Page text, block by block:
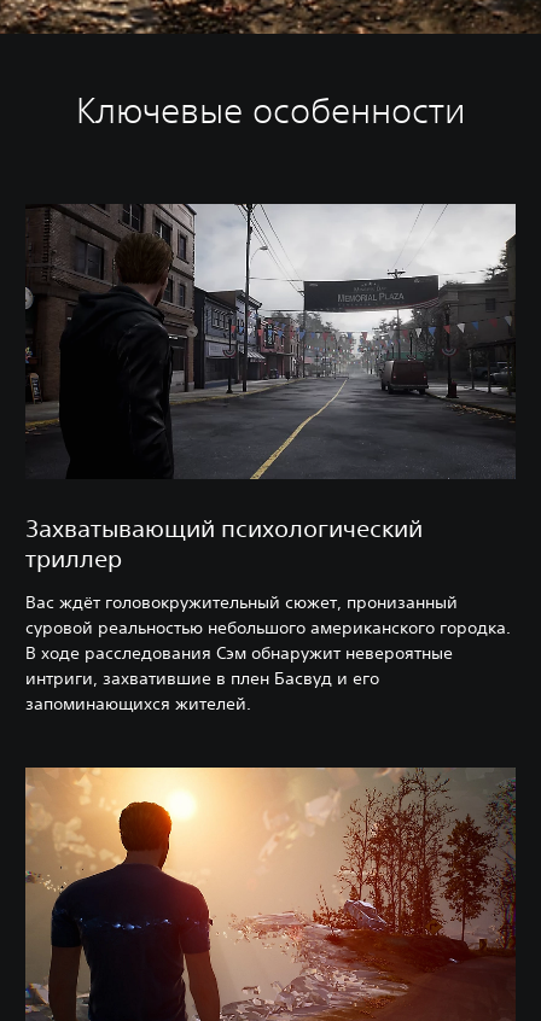
Ключевые особенности
Захватывающий психологический
триллер
Вас ждёт головокружительный сюжет, пронизанный
суровой реальностью небольшого американского городка.
В ходе расследования Сэм обнаружит невероятные
интриги, захватившие в плен Басвуд и его
запоминающихся жителей.